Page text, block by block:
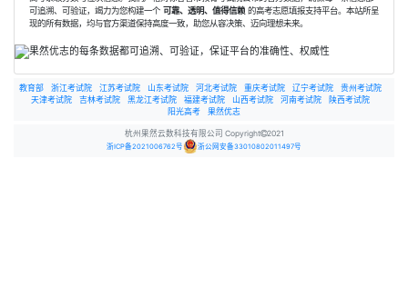
可追溯、可验证，竭力为您构建一个 可靠、透明、值得信赖 的高考志愿填报支持平台。本站所呈
现的所有数据，均与官方渠道保持高度一致，助您从容决策、迈向理想未来。
教育部 浙江考试院 江苏考试院 山东考试院 河北考试院 重庆考试院 辽宁考试院
贵州考试院
天津考试院
吉林考试院 黑龙江考试院 福建考试院 山西考试院 河南考试院
陕西考试院
阳光高考
果然优志
杭州果然云数科技有限公司 Copyright 2021
浙ICP备2021006762号 浙公网安备33010802011497号